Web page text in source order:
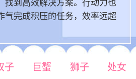
找到高效解决方案。行动力也
气完成积压的任务，效率远超
子 巨蟹 狮子
处女